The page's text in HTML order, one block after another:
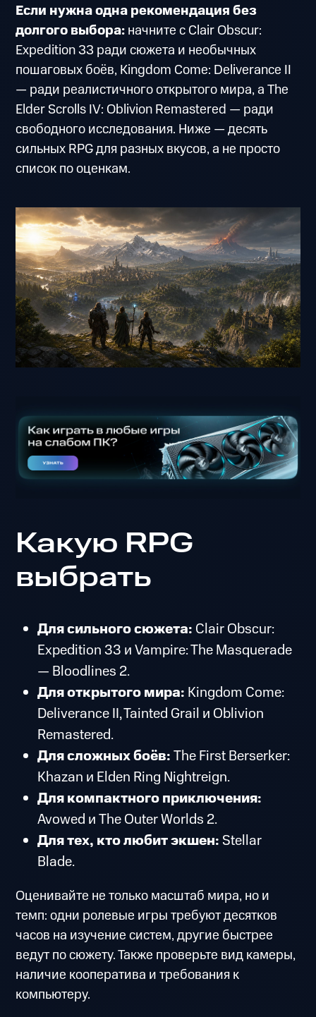
Если нужна одна рекомендация без
долгого выбора:начните с Clair Obscur:
Expedition 33 ради сюжета и необычных
пошаговых боёв, Kingdom Come: Deliverance II
— ради реалистичного открытого мира, а The
Elder Scrolls IV: Oblivion Remastered — ради
свободного исследования. Ниже — десять
сильных RPG для разных вкусов, а не просто
список по оценкам.
Какую RPG
выбрать
Для сильного сюжета: Clair Obscur:
Expedition 33 и Vampire: The Masquerade
— Bloodlines 2.
Для открытого мира: Kingdom Come:
Deliverance II, Tainted Grail и Oblivion
Remastered.
Для сложных боёв:The First Berserker:
Khazan и Elden Ring Nightreign.
Для компактного приключения:
Avowed и The Outer Worlds 2.
Для тех, кто любит экшен: Stellar
Blade.
Оценивайте не только масштаб мира, но и
темп: одни ролевые игры требуют десятков
часов на изучение систем, другие быстрее
ведут по сюжету. Также проверьте вид камеры,
наличие кооператива и требования к
компьютеру.